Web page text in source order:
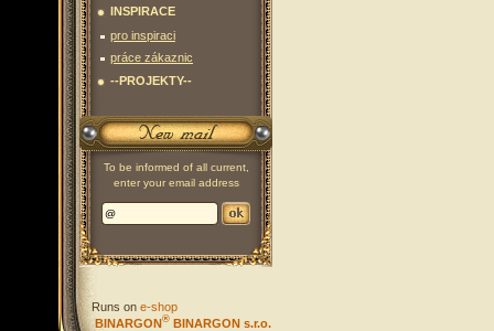
INSPIRACE
pro inspiraci
práce zákaznic
--PROJEKTY--
To be informed of all current,
enter your email address
Runs on e-shop
BINARGON® BINARGON s.r.o.